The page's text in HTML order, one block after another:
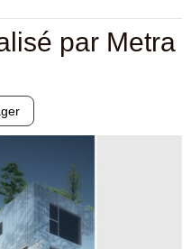
par Metra